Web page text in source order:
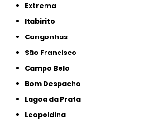
Extrema
Itabirito
Congonhas
São Francisco
Campo Belo
Bom Despacho
Lagoa da Prata
Leopoldina